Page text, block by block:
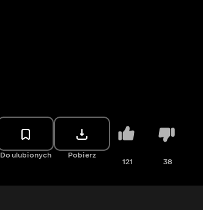
Do ulubionych Pobierz
121 38